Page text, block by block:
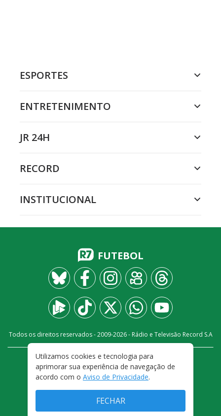
ESPORTES
ENTRETENIMENTO
JR 24H
RECORD
INSTITUCIONAL
FUTEBOL
Todos os direitos reservados - 2009-2026- Rádio e Televisão Record S.A
FALE CONOSCO
PRIVACIDADE
TERMOS E CONDIÇÕES DE USO
Utilizamos cookies e tecnologia para
aprimorar sua experiência de navegação de
acordo com o Aviso de Privacidade.
FECHAR